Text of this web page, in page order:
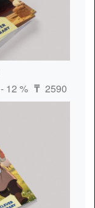
- 12 % ₸ 2590